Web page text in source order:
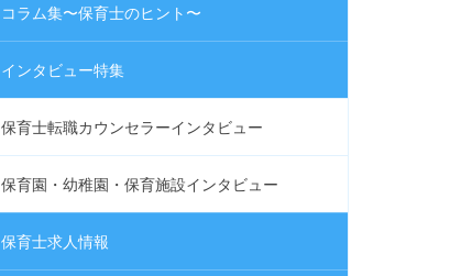
コラム集〜保育士のヒント〜
インタビュー特集
保育士転職カウンセラーインタビュー
保育園・幼稚園・保育施設インタビュー
保育士求人情報